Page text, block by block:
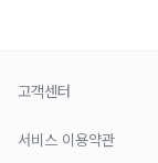
고객센터
서비스 이용약관